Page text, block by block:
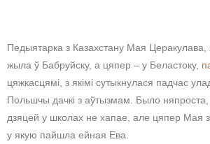
Педыятарка з Казахстану Мая Церакулава,
жыла ў Бабруйску, а цяпер – у Беластоку,
цяжкасцямі, з якімі сутыкнулася падчас
Польшчы дачкі з аўтызмам. Было няпроста,
дзяцей у школах не хапае, але цяпер Мая
у якую пайшла ейная Ева.